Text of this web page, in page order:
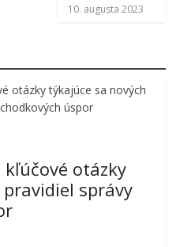
10. augusta 2023
kľúčové otázky
správy